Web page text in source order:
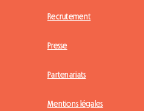
Recrutement
Presse
Partenariats
Mentions légales